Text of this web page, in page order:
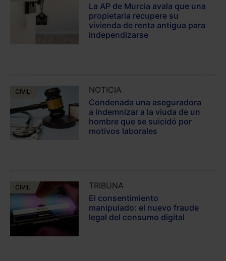
La AP de Murcia avala que una
propietaria recupere su
vivienda de renta antigua para
independizarse
CIVIL
NOTICIA
Condenada una aseguradora
a indemnizar a la viuda de un
hombre que se suicidó por
motivos laborales
CIVIL
TRIBUNA
El consentimiento
manipulado: el nuevo fraude
legal del consumo digital